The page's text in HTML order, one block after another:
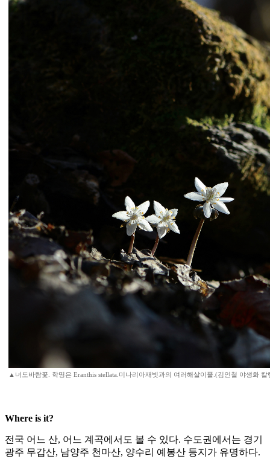
▲너도바람꽃. 학명은 Eranthis stellata.미나리아재빗과의 여러해살이풀.(김인철 야생화 칼
Where is it?
전국 어느 산, 어느 계곡에서도 볼 수 있다. 수도권에서는 경기
광주 무갑산, 남양주 천마산, 양수리 예봉산 등지가 유명하다.